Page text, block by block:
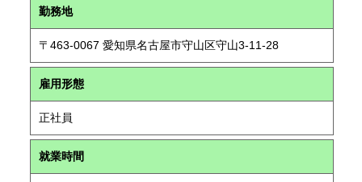
勤務地
〒463-0067 愛知県名古屋市守山区守山3-11-28
雇用形態
正社員
就業時間